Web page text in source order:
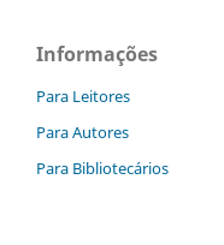
Informações
Para Leitores
Para Autores
Para Bibliotecários